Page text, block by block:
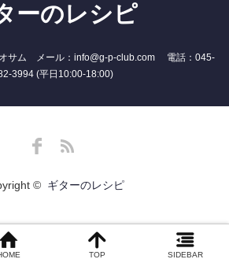
ーのレシピ
オサム メール：info@g-p-club.com 電話：045-
3994 (平日10:00-18:00)
TOP SIDEBAR
© ギターのレシピ